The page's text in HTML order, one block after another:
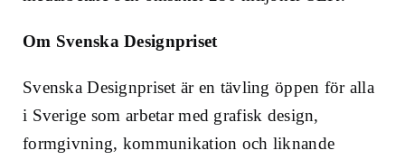
Om Svenska Designpriset
Svenska Designpriset är en tävling öppen för alla
i Sverige som arbetar med grafisk design,
formgivning, kommunikation och liknande